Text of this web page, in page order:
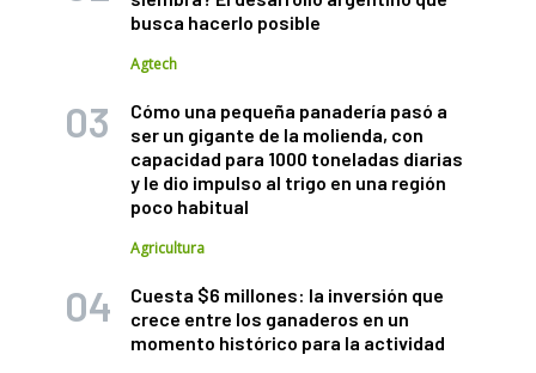
busca hacerlo posible
Agtech
Cómo una pequeña panadería pasó a
ser un gigante de la molienda, con
capacidad para 1000 toneladas diarias
y le dio impulso al trigo en una región
poco habitual
Agricultura
Cuesta $6 millones: la inversión que
crece entre los ganaderos en un
momento histórico para la actividad